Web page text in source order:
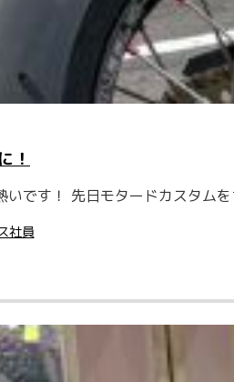
！
いです！ 先日モタードカスタム
社員